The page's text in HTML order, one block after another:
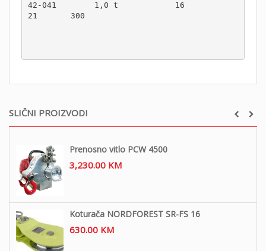
SLIČNI PROIZVODI
Prenosno vitlo PCW 4500
3,230.00 KM
Koturača NORDFOREST SR-FS 16
630.00 KM
42-041        1,0 t            16
21       300